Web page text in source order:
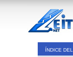
ÍNDICE